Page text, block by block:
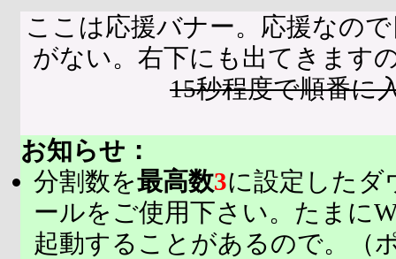
ここは応援バナー。応援なの
がない。右下にも出てきます
15秒程度で順番に
お知らせ：
分割数を最高数3に設定したダ
ールをご使用下さい。たまに
起動することがあるので。（